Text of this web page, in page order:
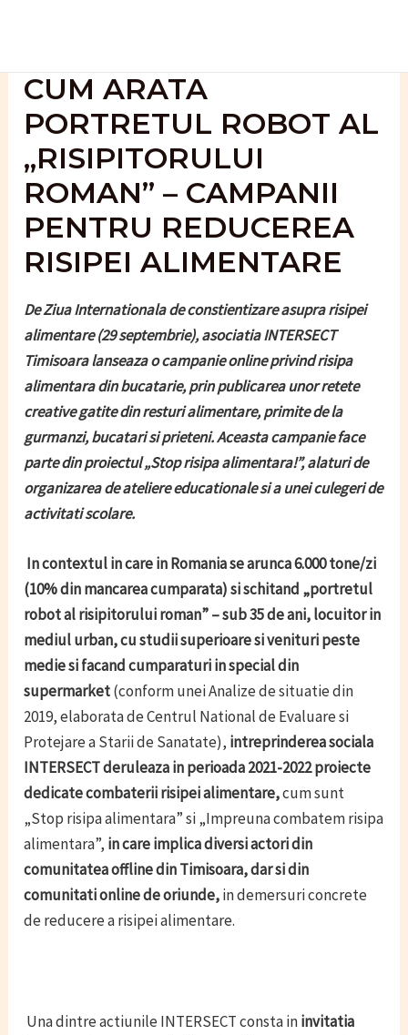
CUM ARATA
PORTRETUL ROBOT AL
„RISIPITORULUI
ROMAN” – CAMPANII
PENTRU REDUCEREA
RISIPEI ALIMENTARE
De Ziua Internationala de constientizare asupra risipei
alimentare (29 septembrie), asociatia INTERSECT
Timisoara lanseaza o campanie online privind risipa
alimentara din bucatarie, prin publicarea unor retete
creative gatite din resturi alimentare, primite de la
gurmanzi, bucatari si prieteni. Aceasta campanie face
parte din proiectul „Stop risipa alimentara!”, alaturi de
organizarea de ateliere educationale si a unei culegeri de
activitati scolare.
In contextul in care in Romania se arunca 6.000 tone/zi
(10% din mancarea cumparata) si schitand „portretul
robot al risipitorului roman” – sub 35 de ani, locuitor in
mediul urban, cu studii superioare si venituri peste
medie si facand cumparaturi in special din
supermarket(conform unei Analize de situatie din
2019, elaborata de Centrul National de Evaluare si
Protejare a Starii de Sanatate), intreprinderea sociala
INTERSECT deruleaza in perioada 2021-2022 proiecte
dedicate combaterii risipei alimentare,cum sunt
„Stop risipa alimentara” si „Impreuna combatem risipa
alimentara”, in care implica diversi actori din
comunitatea offline din Timisoara, dar si din
comunitati online de oriunde,in demersuri concrete
de reducere a risipei alimentare.
Una dintre actiunile INTERSECT consta ininvitatia